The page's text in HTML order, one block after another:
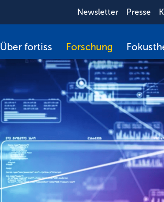
Newsletter Presse
Über fortiss Forschung